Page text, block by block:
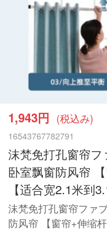
1,943円 (税込み)
16543767782791
沫梵免打孔窗帘
卧室飘窗防风帘
【适合宽2.1米到
沫梵免打孔窗帘ファ
防风帘 【窗帘+伸缩